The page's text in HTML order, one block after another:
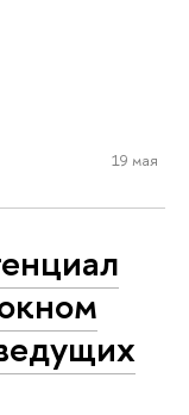
19 мая